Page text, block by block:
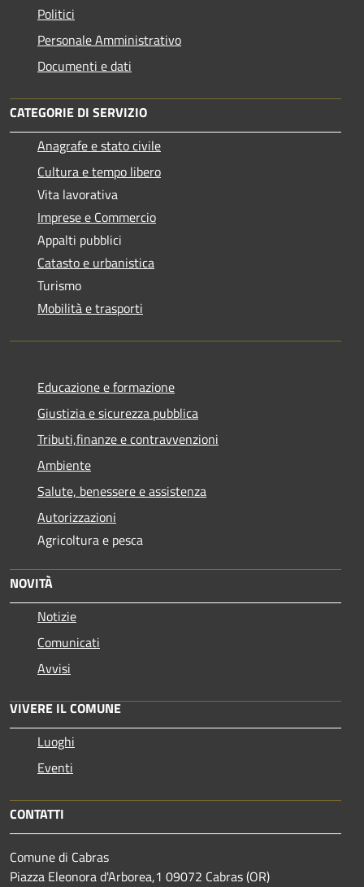
Politici
Personale Amministrativo
Documenti e dati
CATEGORIE DI SERVIZIO
Anagrafe e stato civile
Cultura e tempo libero
Vita lavorativa
Imprese e Commercio
Appalti pubblici
Catasto e urbanistica
Turismo
Mobilità e trasporti
Educazione e formazione
Giustizia e sicurezza pubblica
Tributi,finanze e contravvenzioni
Ambiente
Salute, benessere e assistenza
Autorizzazioni
Agricoltura e pesca
NOVITÀ
Notizie
Comunicati
Avvisi
VIVERE IL COMUNE
Luoghi
Eventi
CONTATTI
Comune di Cabras
Piazza Eleonora d'Arborea,1 09072 Cabras (OR)